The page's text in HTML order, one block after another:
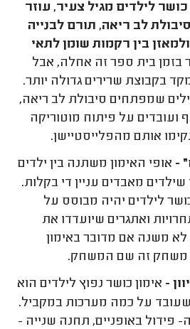
כושר לילדים מגיל צעיר, עוזר
לב ריאה, תורם לבנייה
בין רקמות שומן לתאי
בזמן בית ספר זה אחלה, אבל
בקבוצת שרירים גדולה יותר.
שמפתחים סיבולת לב ריאה,
ועובדים על פיתוח מוטוריקה
אותם מהפלייסטיישן.
- אופי האימון משתנה בין ילדים
מאבדים עניין די בקלות.
לילדים יהיה מבוסס על
ואתגרים שיועדדו את
משנה אם מדובר באימון
משחק זה שם המשחק.
- אימון כושר נפוץ לילדים הוא
שעובד על כמה מערכות במקביל.
פידול באופניים, תחנה שנייה -